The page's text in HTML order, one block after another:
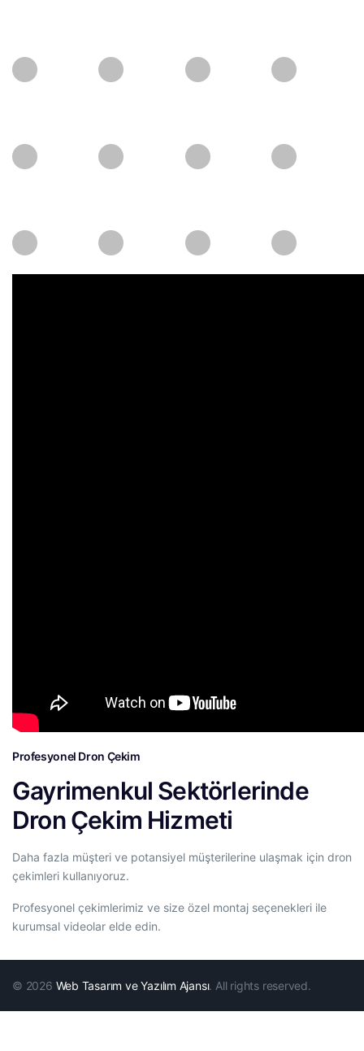
Profesyonel Dron Çekim
Gayrimenkul Sektörlerinde
Dron Çekim Hizmeti
Daha fazla müşteri ve potansiyel müşterilerine ulaşmak için dron
çekimleri kullanıyoruz.
Profesyonel çekimlerimiz ve size özel montaj seçenekleri ile
kurumsal videolar elde edin.
© 2026 Web Tasarım ve Yazılım Ajansı. All rights reserved.